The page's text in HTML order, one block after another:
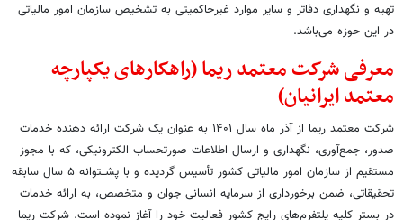
تهیه و نگهداری دفاتر و سایر موارد غیرحاکمیتی به تشخیص سازمان امور مالیاتی
در این حوزه می‌باشد.
معرفی شرکت معتمد ریما (راهکارهای یکپارچه
معتمد ایرانیان)
شرکت معتمد ریما از آذر ماه سال ۱۴۰۱ به عنوان یک شرکت ارائه دهنده خدمات
صدور، جمع‌آوری، نگهداری و ارسال اطلاعات صورتحساب الکترونیکی، که با مجوز
مستقیم از سازمان امور مالیاتی کشور تأسیس گردیده و با پشــتوانه ۵ سال سابقه
تحقیقاتی، ضمن برخورداری از سرمایه انسانی جوان و متخصص، به ارائه خدمات
در بستر کلیه پلتفرم‌های رایج کشور فعالیت خود را آغاز نموده‌ است. شرکت ریما